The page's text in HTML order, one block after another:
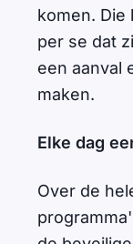
komen. Die
per se dat
een aanval
maken.
Elke dag
Over de